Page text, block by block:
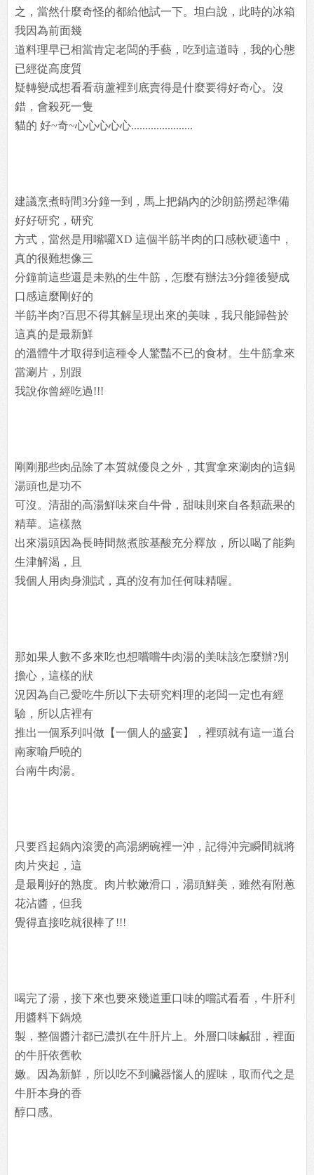
之，當然什麼奇怪的都給他試一下。坦白說，此時的冰箱
我因為前面幾
道料理早已相當肯定老闆的手藝，吃到這道時，我的心態
已經從高度質
疑轉變成想看看葫蘆裡到底賣得是什麼要得好奇心。沒
錯，會殺死一隻
貓的 好~奇~心心心心心......................
建議烹煮時間3分鐘一到，馬上把鍋內的沙朗筋撈起準備
好好研究，研究
方式，當然是用嘴囉XD 這個半筋半肉的口感軟硬適中，
真的很難想像三
分鐘前這些還是未熟的生牛筋，怎麼有辦法3分鐘後變成
口感這麼剛好的
半筋半肉?百思不得其解呈現出來的美味，我只能歸咎於
這真的是最新鮮
的溫體牛才取得到這種令人驚豔不已的食材。生牛筋拿來
當涮片，別跟
我說你曾經吃過!!!
剛剛那些肉品除了本質就優良之外，其實拿來涮肉的這鍋
湯頭也是功不
可沒。清甜的高湯鮮味來自牛骨，甜味則來自各類蔬果的
精華。這樣熬
出來湯頭因為長時間熬煮胺基酸充分釋放，所以喝了能夠
生津解渴，且
我個人用肉身測試，真的沒有加任何味精喔。
那如果人數不多來吃也想嚐嚐牛肉湯的美味該怎麼辦?別
擔心，這樣的狀
況因為自己愛吃牛所以下去研究料理的老闆一定也有經
驗，所以店裡有
推出一個系列叫做【一個人的盛宴】，裡頭就有這一道台
南家喻戶曉的
台南牛肉湯。
只要舀起鍋內滾燙的高湯網碗裡一沖，記得沖完瞬間就將
肉片夾起，這
是最剛好的熟度。肉片軟嫩滑口，湯頭鮮美，雖然有附蔥
花沾醬，但我
覺得直接吃就很棒了!!!
喝完了湯，接下來也要來幾道重口味的嚐試看看，牛肝利
用醬料下鍋燒
製，整個醬汁都已濃扒在牛肝片上。外層口味鹹甜，裡面
的牛肝依舊軟
嫩。因為新鮮，所以吃不到臟器惱人的腥味，取而代之是
牛肝本身的香
醇口感。